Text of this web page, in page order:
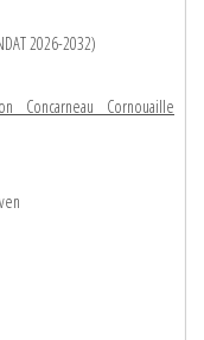
2026-2032)
Concarneau Cornouaille